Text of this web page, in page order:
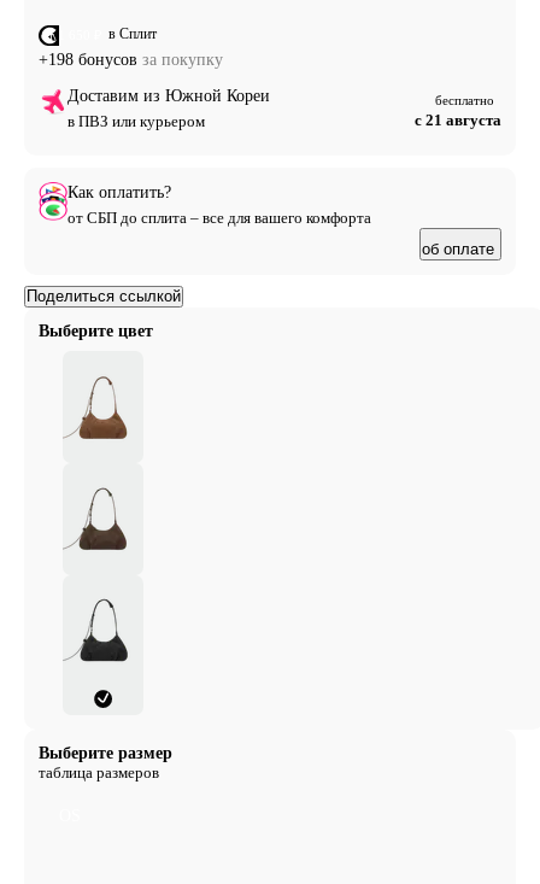
Выберите цвет
Выберите размер
таблица размеров
от 1 650 ₽ в Сплит
+198 бонусов за покупку
Доставим из Южной Кореи
в ПВЗ или курьером
бесплатно
с 21 августа
Как оплатить?
от СБП до сплита – все для вашего комфорта
об оплате
Поделиться ссылкой